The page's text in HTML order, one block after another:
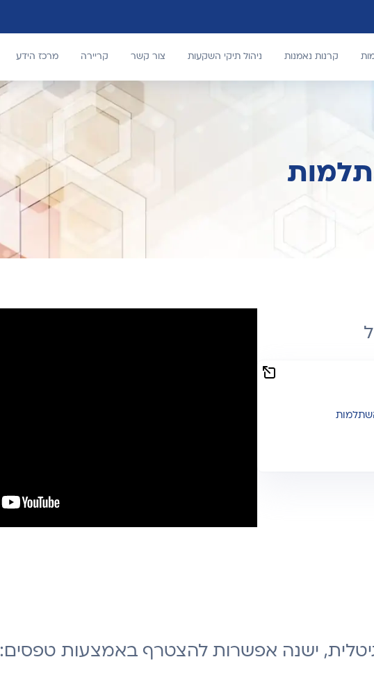
קרנות נאמנות ניהול תיקי השקעות צור קשר קריירה מרכז הידע
ישנה אפשרות להצטרף באמצעות טפסים: